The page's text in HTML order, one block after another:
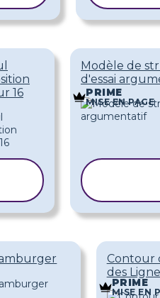
16
Modèle de
d'essai
PRIME
MISE EN PAGE
Contour
des
PRIME
MISE EN